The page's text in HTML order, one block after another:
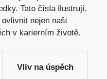
Tato čísla ilustrují,
nejen naši
v karierním životě.
Vliv na úspěch